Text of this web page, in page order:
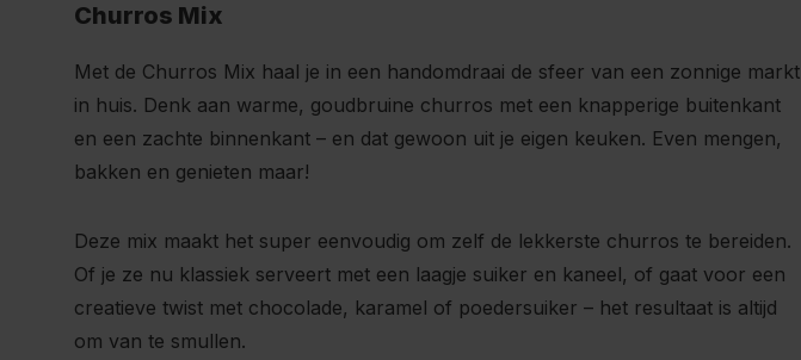
Churros Mix
Met de Churros Mix haal je in een handomdraai de sfeer van een zonnige markt
in huis. Denk aan warme, goudbruine churros met een knapperige buitenkant
en een zachte binnenkant – en dat gewoon uit je eigen keuken. Even mengen,
bakken en genieten maar!
Deze mix maakt het super eenvoudig om zelf de lekkerste churros te bereiden.
Of je ze nu klassiek serveert met een laagje suiker en kaneel, of gaat voor een
creatieve twist met chocolade, karamel of poedersuiker – het resultaat is altijd
om van te smullen.